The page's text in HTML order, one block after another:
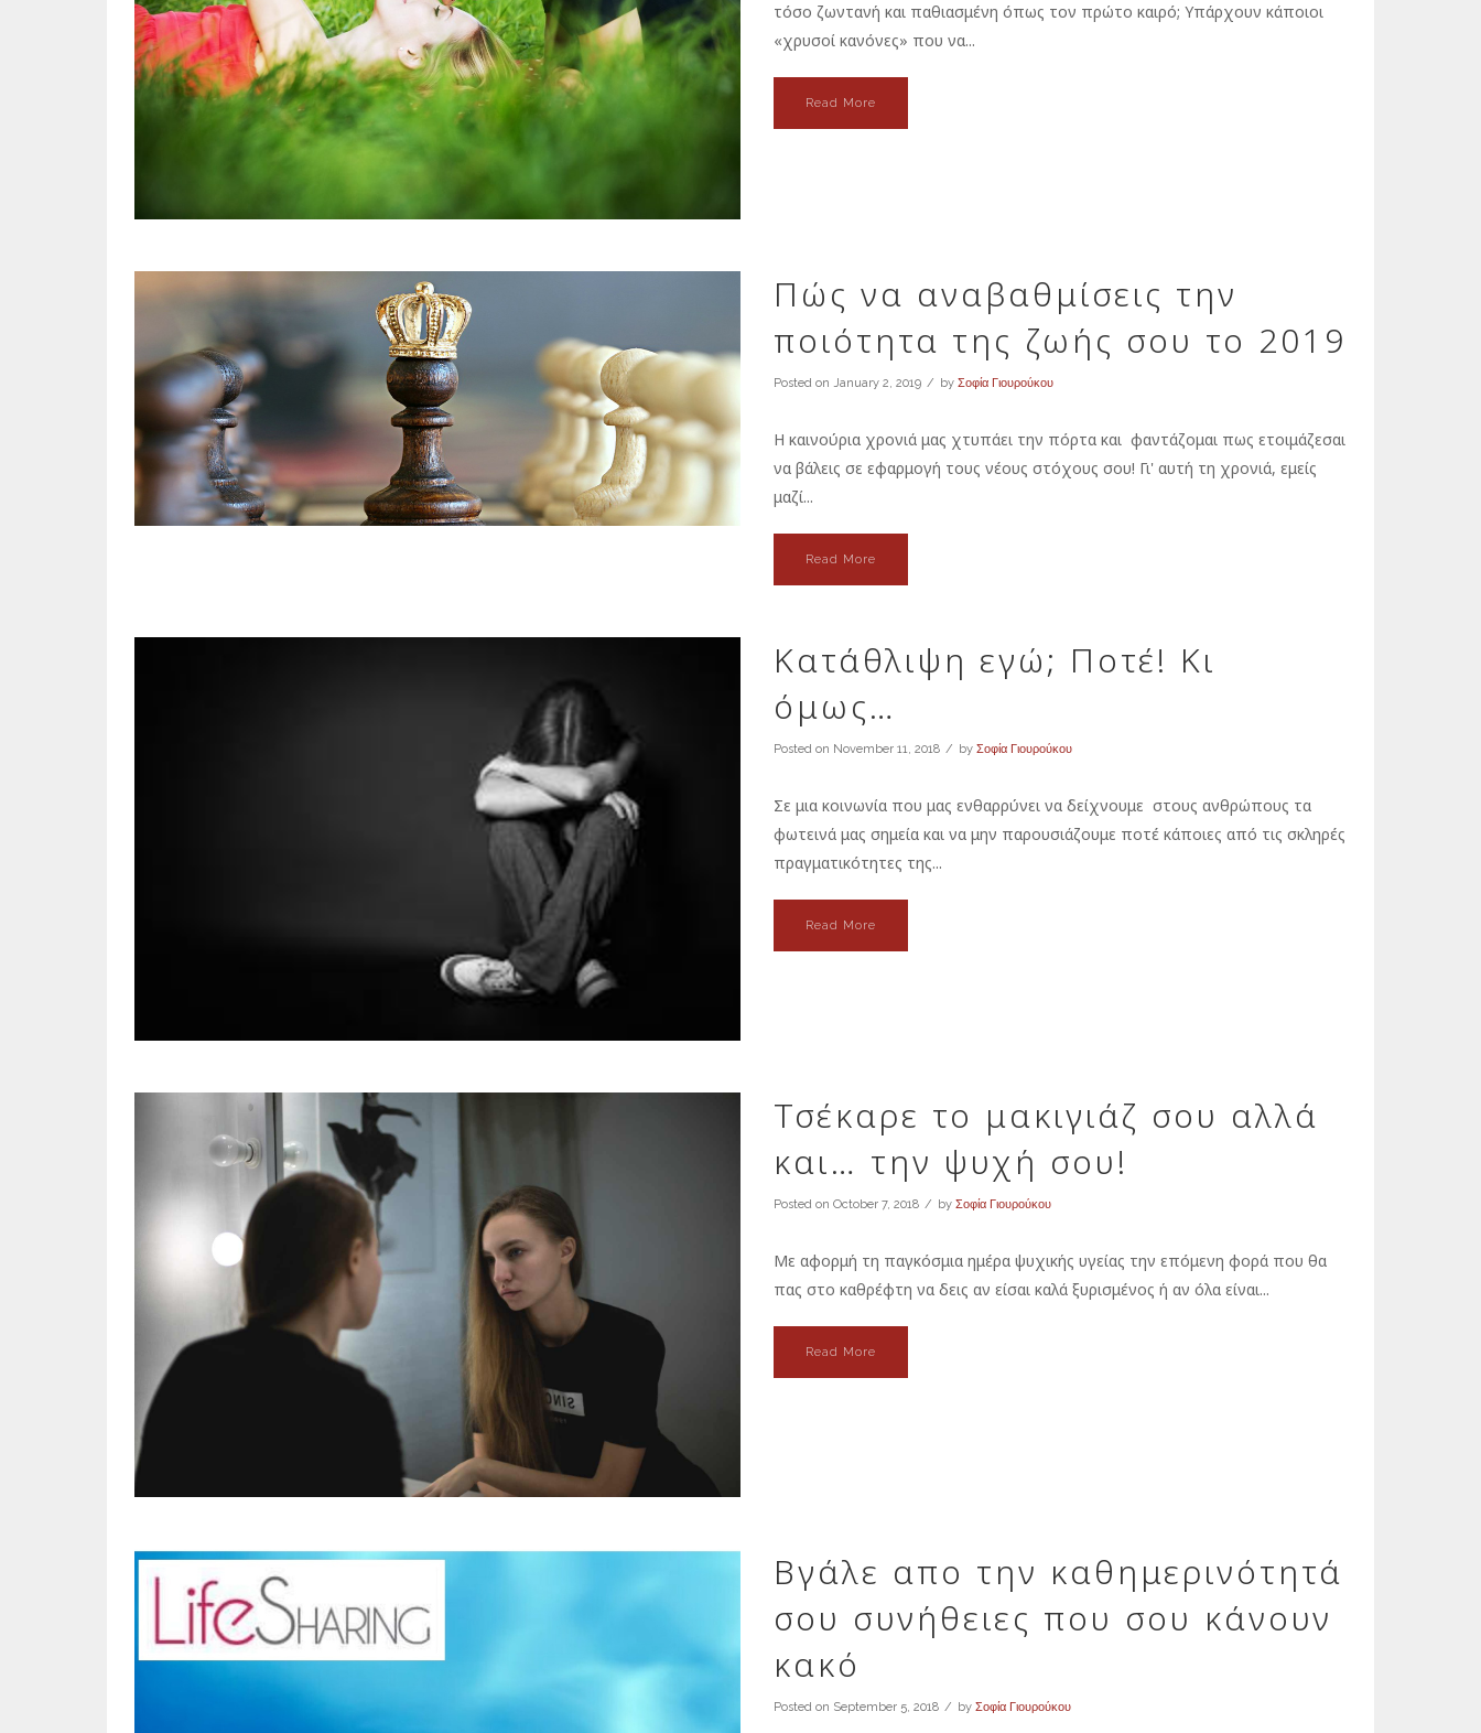
τόσο ζωντανή και παθιασμένη όπως τον πρώτο καιρό; Υπάρχουν κάποιοι
«χρυσοί κανόνες» που να...
Read More
Πώς να αναβαθμίσεις την
ποιότητα της ζωής σου το 2019
Posted on January 2, 2019 by Σοφία Γιουρούκου
Η καινούρια χρονιά μας χτυπάει την πόρτα και φαντάζομαι πως ετοιμάζεσαι
να βάλεις σε εφαρμογή τους νέους στόχους σου! Γι' αυτή τη χρονιά, εμείς
μαζί...
Read More
Κατάθλιψη εγώ; Ποτέ! Κι
όμως…
Posted on November 11, 2018 by Σοφία Γιουρούκου
Σε μια κοινωνία που μας ενθαρρύνει να δείχνουμε στους ανθρώπους τα
φωτεινά μας σημεία και να μην παρουσιάζουμε ποτέ κάποιες από τις σκληρές
πραγματικότητες της...
Read More
Τσέκαρε το μακιγιάζ σου αλλά
και… την ψυχή σου!
Posted on October 7, 2018 by Σοφία Γιουρούκου
Με αφορμή τη παγκόσμια ημέρα ψυχικής υγείας την επόμενη φορά που θα
πας στο καθρέφτη να δεις αν είσαι καλά ξυρισμένος ή αν όλα είναι...
Read More
Βγάλε απο την καθημερινότητά
σου συνήθειες που σου κάνουν
κακό
Posted on September 5, 2018 by Σοφία Γιουρούκου